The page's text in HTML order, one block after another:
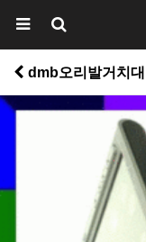
dmb오리발거치대 노바